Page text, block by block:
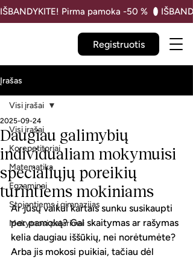
Registruotis
IŠBANDYKITE! Pirma pamoka -50 %
Įrašas
Visi įrašai
Korepetitoriai
Matematika
Egzaminai
Stojantiems į gimnazijas
Mokymosi patarimai
Visi įrašai
Daugiau galimybių
individualiam mokymuisi
specialiųjų poreikių
turintiems mokiniams
2025-09-24
Ar jūsų vaikui kartais sunku susikaupti
per pamoką? Gal skaitymas ar rašymas
kelia daugiau iššūkių, nei norėtumėte?
Arba jis mokosi puikiai, tačiau dėl